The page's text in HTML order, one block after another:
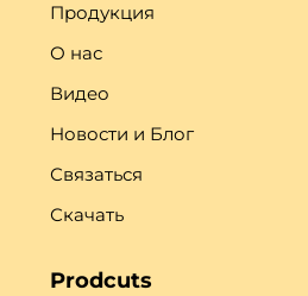
Продукция
О нас
Видео
Новости и Блог
Связаться
Скачать
Prodcuts